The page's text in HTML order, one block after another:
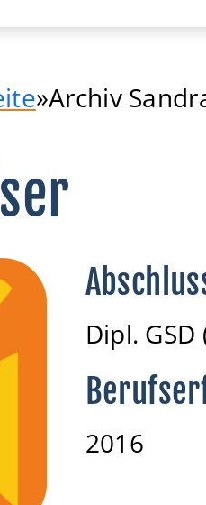
Archiv
Dipl. GSD
2016